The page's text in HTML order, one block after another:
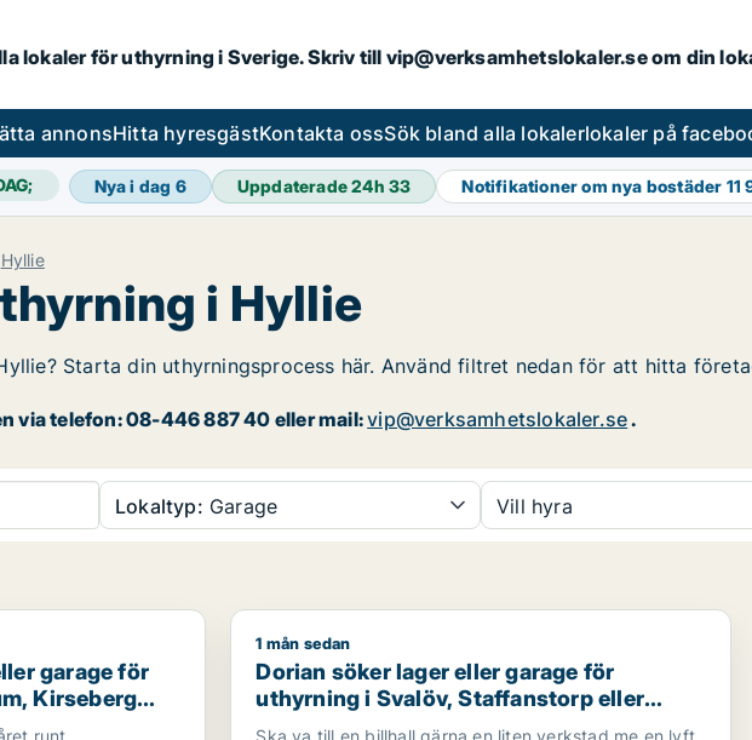
lokaler för uthyrning i Sverige. Skriv till vip@verksamhetslokaler.se om din
annonsHitta hyresgästKontakta ossSök bland alla lokalerlokaler på
Nya i dag 6 Uppdaterade 24h33 Notifikationer om nya bostäder 11
Hyllie
i Hyllie
Starta din uthyrningsprocess här. Använd filtret nedan för att hitta
via telefon: 08-446 887 40 eller mail:vip@verksamhetslokaler.se.
Lokaltyp: Garage Vill hyra
för uthyrning i Malmö Centrum, Kirseberg eller Husie m.fl.
garage för
Kirseberg
runt
Dorian söker lager eller garage för uthyrning i
1 mån sedan
Dorian söker lager eller garage för
uthyrning i Svalöv, Staffanstorp eller
Burlöv m.fl.
Ska va till en billhall gärna en liten verkstad me en lyft